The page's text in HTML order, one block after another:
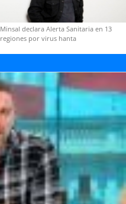
Minsal declara Alerta Sanitaria en 13
regiones por virus hanta